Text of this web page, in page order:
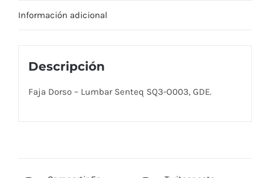
Información adicional
Descripción
Faja Dorso – Lumbar Senteq SQ3-O003, GDE.